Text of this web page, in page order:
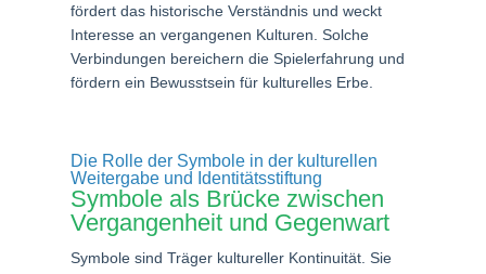
fördert das historische Verständnis und weckt
Interesse an vergangenen Kulturen. Solche
Verbindungen bereichern die Spielerfahrung und
fördern ein Bewusstsein für kulturelles Erbe.
Die Rolle der Symbole in der kulturellen
Weitergabe und Identitätsstiftung
Symbole als Brücke zwischen
Vergangenheit und Gegenwart
Symbole sind Träger kultureller Kontinuität. Sie